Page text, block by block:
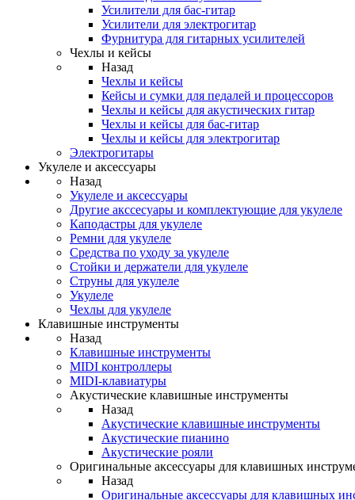
Усилители для бас-гитар
Усилители для электрогитар
Фурнитура для гитарных усилителей
Чехлы и кейсы
Назад
Чехлы и кейсы
Кейсы и сумки для педалей и процессоров
Чехлы и кейсы для акустических гитар
Чехлы и кейсы для бас-гитар
Чехлы и кейсы для электрогитар
Электрогитары
Укулеле и аксессуары
Назад
Укулеле и аксессуары
Другие акссесуары и комплектующие для укулеле
Каподастры для укулеле
Ремни для укулеле
Средства по уходу за укулеле
Стойки и держатели для укулеле
Струны для укулеле
Укулеле
Чехлы для укулеле
Клавишные инструменты
Назад
Клавишные инструменты
MIDI контроллеры
MIDI-клавиатуры
Акустические клавишные инструменты
Назад
Акустические клавишные инструменты
Акустические пианино
Акустические рояли
Оригинальные аксессуары для клавишных
Назад
Оригинальные аксессуары для клавишных